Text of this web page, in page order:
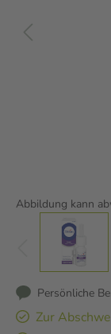
Abbildung kann
Persönliche
Zur